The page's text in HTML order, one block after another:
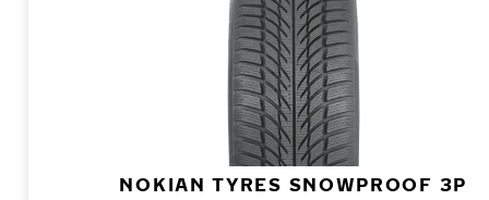
NOKIAN TYRES SNOWPROOF 3P